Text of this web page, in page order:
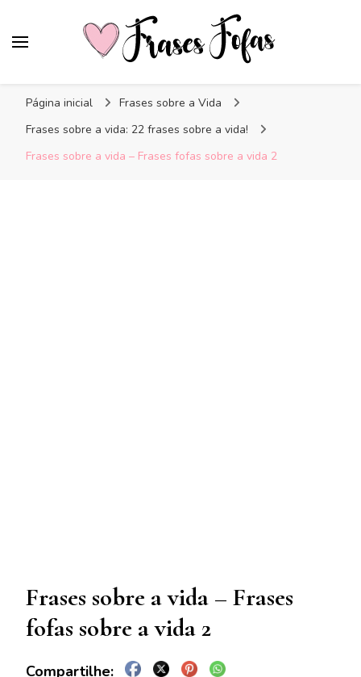
Página inicial
Frases sobre a Vida
Frases sobre a vida: 22 frases sobre a vida!
Frases sobre a vida – Frases fofas sobre a vida 2
Frases sobre a vida – Frases
fofas sobre a vida 2